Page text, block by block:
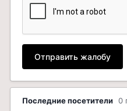
Отправить жалобу
Последние посетители 0